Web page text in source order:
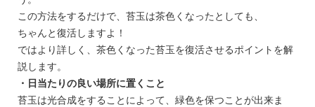
この方法をするだけで、苔玉は茶色くなったとしても、
ちゃんと復活しますよ！
ではより詳しく、茶色くなった苔玉を復活させるポイントを解
説します。
・日当たりの良い場所に置くこと
苔玉は光合成をすることによって、緑色を保つことが出来ま